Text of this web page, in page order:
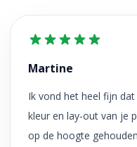
Martine
Ik vond het heel fijn
kleur en lay-out van je
op de hoogte